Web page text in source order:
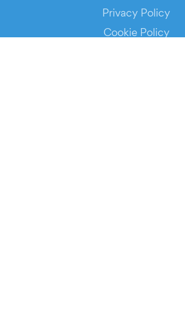
Privacy Policy
Cookie Policy